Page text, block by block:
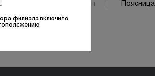
филиала включите
Подъёмы стоп Поясница